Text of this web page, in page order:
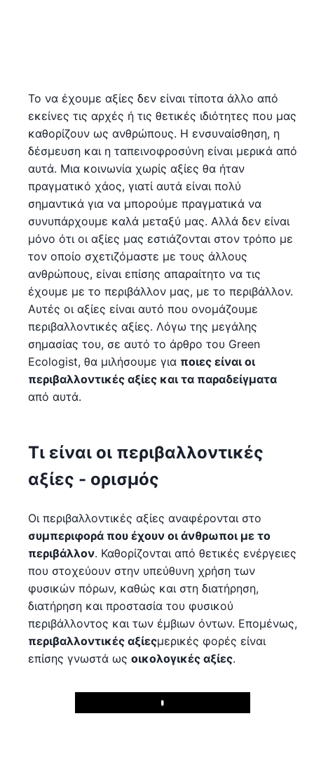
Το να έχουμε αξίες δεν είναι τίποτα άλλο από
εκείνες τις αρχές ή τις θετικές ιδιότητες που μας
καθορίζουν ως ανθρώπους. Η ενσυναίσθηση, η
δέσμευση και η ταπεινοφροσύνη είναι μερικά από
αυτά. Μια κοινωνία χωρίς αξίες θα ήταν
πραγματικό χάος, γιατί αυτά είναι πολύ
σημαντικά για να μπορούμε πραγματικά να
συνυπάρχουμε καλά μεταξύ μας. Αλλά δεν είναι
μόνο ότι οι αξίες μας εστιάζονται στον τρόπο με
τον οποίο σχετιζόμαστε με τους άλλους
ανθρώπους, είναι επίσης απαραίτητο να τις
έχουμε με το περιβάλλον μας, με το περιβάλλον.
Αυτές οι αξίες είναι αυτό που ονομάζουμε
περιβαλλοντικές αξίες. Λόγω της μεγάλης
σημασίας του, σε αυτό το άρθρο του Green
Ecologist, θα μιλήσουμε για ποιες είναι οι
περιβαλλοντικές αξίες και τα παραδείγματα
από αυτά.
Τι είναι οι περιβαλλοντικές
αξίες - ορισμός
Οι περιβαλλοντικές αξίες αναφέρονται στο
συμπεριφορά που έχουν οι άνθρωποι με το
περιβάλλον. Καθορίζονται από θετικές ενέργειες
που στοχεύουν στην υπεύθυνη χρήση των
φυσικών πόρων, καθώς και στη διατήρηση,
διατήρηση και προστασία του φυσικού
περιβάλλοντος και των έμβιων όντων. Επομένως,
περιβαλλοντικές αξίεςμερικές φορές είναι
επίσης γνωστά ως οικολογικές αξίες.
Play